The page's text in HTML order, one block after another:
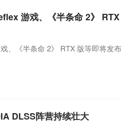
游戏、《半条命 2》 RTX
、《半条命 2》 RTX 版等即将发布
DLSS阵营持续壮大